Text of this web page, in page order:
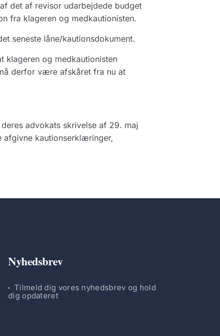
det af revisor udarbejdede budget
fra klageren og medkautionisten.
seneste låne/kautionsdokument.
klageren og medkautionisten
derfor være afskåret fra nu at
advokats skrivelse af 29. maj
kautionserklæringer,
Nyhedsbrev
Tilmeld dig vores nyhedsbrev og hold
dig opdateret